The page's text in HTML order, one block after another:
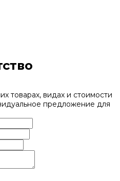
товарах, видах и стоимости
предложение для